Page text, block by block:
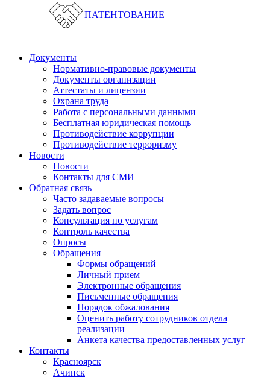
ПАТЕНТОВАНИЕ
Документы
Нормативно-правовые документы
Документы организации
Аттестаты и лицензии
Охрана труда
Работа с персональными данными
Бесплатная юридическая помощь
Противодействие коррупции
Противодействие терроризму
Новости
Новости
Контакты для СМИ
Обратная связь
Часто задаваемые вопросы
Задать вопрос
Консультация по услугам
Контроль качества
Опросы
Обращения
Формы обращений
Личный прием
Электронные обращения
Письменные обращения
Порядок обжалования
Оценить работу сотрудников отдела
реализации
Анкета качества предоставленных услуг
Контакты
Красноярск
Ачинск